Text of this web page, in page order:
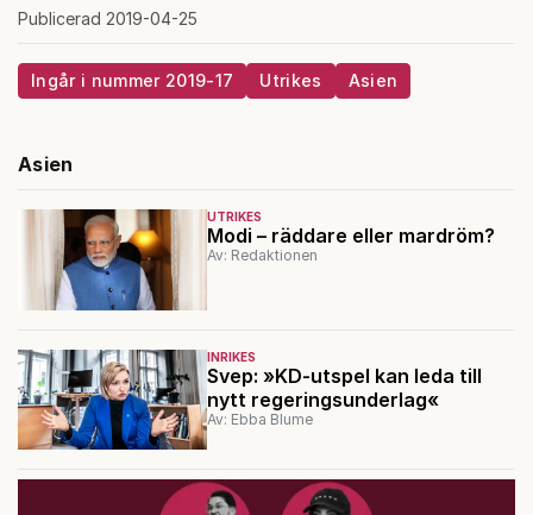
Publicerad 2019-04-25
Ingår i nummer 2019-17 Utrikes Asien
Asien
UTRIKES
Modi – räddare eller mardröm?
Av: Redaktionen
INRIKES
Svep: »KD-utspel kan leda till
nytt regeringsunderlag«
Av: Ebba Blume